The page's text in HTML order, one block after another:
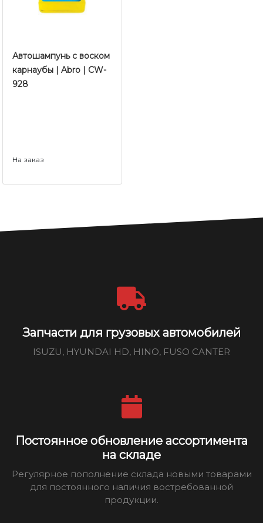
Автошампунь с воском
карнаубы | Abro | CW-
928
На заказ
Запчасти для грузовых автомобилей
ISUZU, HYUNDAI HD, HINO, FUSO CANTER
Постоянное обновление ассортимента
на складе
Регулярное пополнение склада новыми товарами
для постоянного наличия востребованной
продукции.